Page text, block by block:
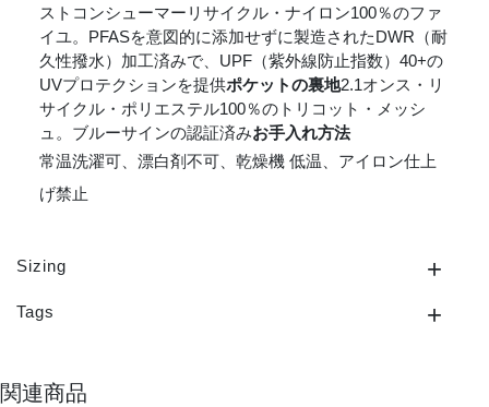
ストコンシューマーリサイクル・ナイロン100％のファ
イユ。PFASを意図的に添加せずに製造されたDWR（耐
久性撥水）加工済みで、UPF（紫外線防止指数）40+の
UVプロテクションを提供ポケットの裏地2.1オンス・リ
サイクル・ポリエステル100％のトリコット・メッシ
ュ。ブルーサインの認証済みお手入れ方法
常温洗濯可、漂白剤不可、乾燥機 低温、アイロン仕上
げ禁止
Sizing
Tags
関連商品